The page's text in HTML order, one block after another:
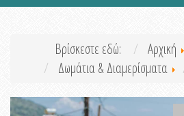
Βρίσκεστε εδώ: Αρχική
Δωμάτια & Διαμερίσματα